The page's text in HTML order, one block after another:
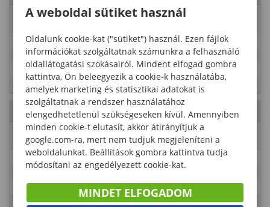
Esemény neve Vizsgaidőszak
Leírás
Időpont
2022-12-12 00:00:00 - 2023-01-31 01:00:00
Kategória
Erdőmérnöki Kar
Típus
Tanulmányi rend
2023. Január 8., vasárnap - 01. hét
Esemény neve Vizsgaidőszak
Leírás
2022-12-12 00:00:00 - 2023-01-31 01:00:00
Kategória
Erdőmérnöki Kar
Típus
Tanulmányi rend
A weboldal sütiket használ
Oldalunk cookie-kat ("sütiket") használ. Ezen fájlok
információkat szolgáltatnak számunkra a felhasználó
oldallátogatási szokásairól. Mindent elfogad gombra
kattintva, Ön beleegyezik a cookie-k használatába,
amelyek marketing és statisztikai adatokat is
szolgáltatnak a rendszer használatához
elengedhetetlenül szükségeseken kívül. Amennyiben
minden cookie-t elutasít, akkor átirányítjuk a
google.com-ra, mert nem tudjuk megjeleníteni a
weboldalunkat. Beállítások gombra kattintva tudja
módosítani az engedélyezett cookie-kat.
MINDET ELFOGADOM